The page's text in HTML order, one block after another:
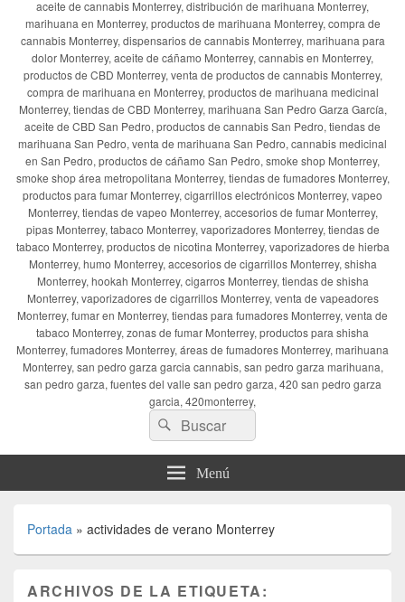
aceite de cannabis Monterrey, distribución de marihuana Monterrey,
marihuana en Monterrey, productos de marihuana Monterrey, compra de
cannabis Monterrey, dispensarios de cannabis Monterrey, marihuana para
dolor Monterrey, aceite de cáñamo Monterrey, cannabis en Monterrey,
productos de CBD Monterrey, venta de productos de cannabis Monterrey,
compra de marihuana en Monterrey, productos de marihuana medicinal
Monterrey, tiendas de CBD Monterrey, marihuana San Pedro Garza García,
aceite de CBD San Pedro, productos de cannabis San Pedro, tiendas de
marihuana San Pedro, venta de marihuana San Pedro, cannabis medicinal
en San Pedro, productos de cáñamo San Pedro, smoke shop Monterrey,
smoke shop área metropolitana Monterrey, tiendas de fumadores Monterrey,
productos para fumar Monterrey, cigarrillos electrónicos Monterrey, vapeo
Monterrey, tiendas de vapeo Monterrey, accesorios de fumar Monterrey,
pipas Monterrey, tabaco Monterrey, vaporizadores Monterrey, tiendas de
tabaco Monterrey, productos de nicotina Monterrey, vaporizadores de hierba
Monterrey, humo Monterrey, accesorios de cigarrillos Monterrey, shisha
Monterrey, hookah Monterrey, cigarros Monterrey, tiendas de shisha
Monterrey, vaporizadores de cigarrillos Monterrey, venta de vapeadores
Monterrey, fumar en Monterrey, tiendas para fumadores Monterrey, venta de
tabaco Monterrey, zonas de fumar Monterrey, productos para shisha
Monterrey, fumadores Monterrey, áreas de fumadores Monterrey, marihuana
Monterrey, san pedro garza garcia cannabis, san pedro garza marihuana,
san pedro garza, fuentes del valle san pedro garza, 420 san pedro garza
garcia, 420monterrey,
Buscar
por:
Buscar
Menú
Portada » actividades de verano Monterrey
ARCHIVOS DE LA ETIQUETA: